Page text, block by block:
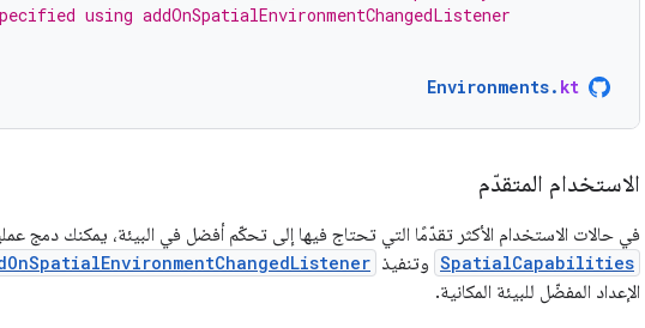
using addOnSpatialEnvironmentChangedListener
Environments. kt
الاستخدام المتقدّم
في حالات الاستخدام الأكثر تقدّمًا التي تحتاج فيها إلى تحكّم أفضل في البيئة، يمكنك دمج
SpatialCapabilities وتنفيذ
الإعداد المفضّل للبيئة المكانية.